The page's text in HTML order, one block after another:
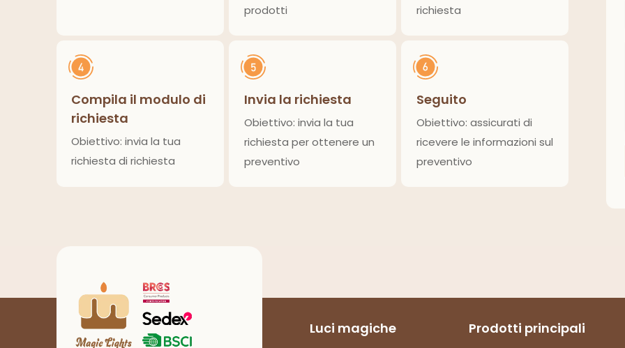
prodotti
richiesta
Compila il modulo di
richiesta
Obiettivo: invia la tua
richiesta di richiesta
Invia la richiesta
Obiettivo: invia la tua
richiesta per ottenere un
preventivo
Seguito
Obiettivo: assicurati di
ricevere le informazioni sul
preventivo
Luci magiche Prodotti principali